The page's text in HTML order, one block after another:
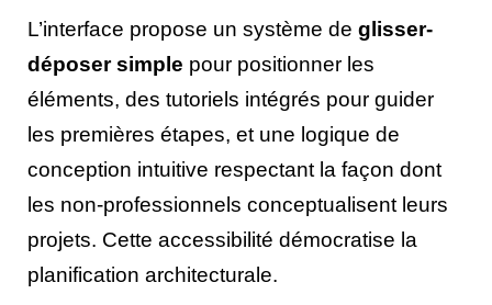
L’interface propose un système de glisser-
déposer simple pour positionner les
éléments, des tutoriels intégrés pour guider
les premières étapes, et une logique de
conception intuitive respectant la façon dont
les non-professionnels conceptualisent leurs
projets. Cette accessibilité démocratise la
planification architecturale.